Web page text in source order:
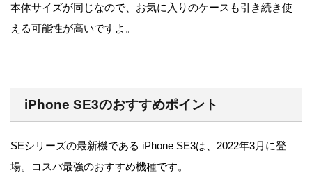
本体サイズが同じなので、お気に入りのケースも引き続き使
える可能性が高いですよ。
iPhone SE3のおすすめポイント
SEシリーズの最新機である iPhone SE3は、2022年3月に登
場。コスパ最強のおすすめ機種です。